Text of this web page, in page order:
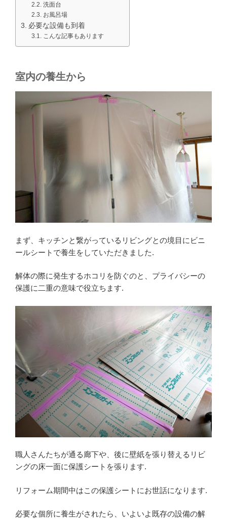
洗面台
お風呂場
必要な設備も到着
こんな記事もあります
室内の養生から
まず、キッチンと繋がっているリビングとの境目にビニ
ールシートで養生をしていただきました.
解体の際に発生するホコリを防ぐのと、プライバシーの
保護に二重の意味で役立ちます.
職人さんたちが通る廊下や、後に壁紙を張り替えるリビ
ングの床一面に保護シートを張ります.
リフォーム期間中はこの保護シートにお世話になります.
必要な個所に養生がされたら、いよいよ既存の設備の解